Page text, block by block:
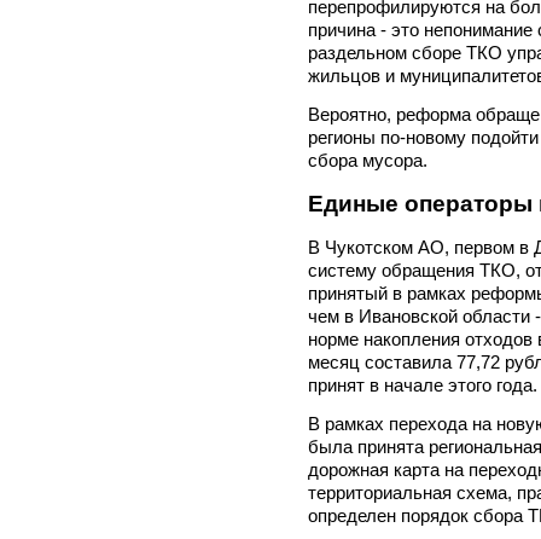
перепрофилируются на
причина - это непонимание
раздельном сборе ТКО
жильцов и
Вероятно, реформа
регионы по-новому
сбора мусора.
Единые операторы
В Чукотском АО, первом в
систему обращения ТКО,
принятый в рамках
чем в Ивановской области
норме накопления отходов
месяц составила 77,72
принят в начале этого года.
В рамках перехода на
была принята
дорожная карта на
территориальная схема,
определен порядок сбора